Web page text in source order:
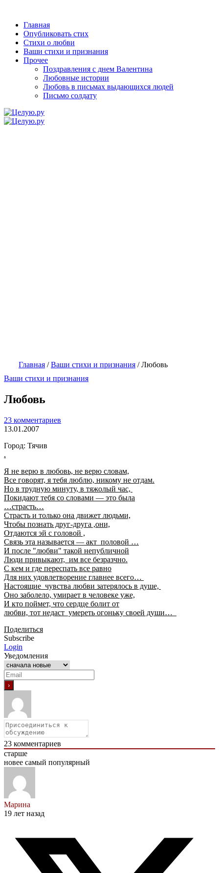
Главная
Опубликовать стих
Стихи о любви
Ваши стихи и признания
Прочее
Поздравления с днем Валентина
Любовные истории
Любовь в письмах выдающихся людей
Письмо солдату
Главная /Ваши стихи и признания /Любовь
Ваши стихи и признания
Любовь
23 комментариев
13.01.2007
Город: Тячив
.
Я не верю в любовь, не верю словам,
Все говорят, я тебя люблю, никому не отдам.
Но в трудную минуту, в тяжолый час,
Покидают тебя со словами — это была
…страсть…
Страсть и только она движет людьми,
Чтобы познать друг-друга ,они,
Отдаются эй с головой ,
Связь эта называется — акт половой …
И после "любви" такой непубличной
Люди привыкают, им все безразчно.
С кем и где переспать все равно
Для них удовлетворение главнее всего…
Настоящие чувства любви затерялось в душе,
Оно заболело, умирает в человеке уже,
И кто поймет, что сердце болит от
любви, тот недаст умереть огоньку своей души…
Поделиться
Subscribe
Login
Уведомления
23 комментариев
старше
новее самый популярный
Марина
19 лет назад